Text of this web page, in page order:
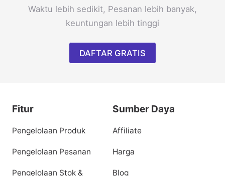
Waktu lebih sedikit, Pesanan lebih banyak,
keuntungan lebih tinggi
DAFTAR GRATIS
Fitur
Pengelolaan Produk
Pengelolaan Pesanan
Pengelolaan Stok &
Sumber Daya
Affiliate
Harga
Blog